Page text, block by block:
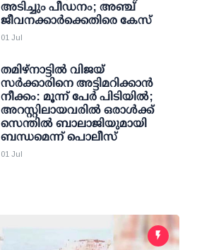
അടിച്ചും പീഡനം; അഞ്ച്
ജീവനക്കാര്‍ക്കെതിരെ കേസ്
01 Jul
തമിഴ്നാട്ടില്‍ വിജയ്
സര്‍ക്കാരിനെ അട്ടിമറിക്കാന്‍
നീക്കം: മൂന്ന് പേര്‍ പിടിയില്‍;
അറസ്റ്റിലായവരില്‍ ഒരാള്‍ക്ക്
സെന്തില്‍ ബാലാജിയുമായി
ബന്ധമെന്ന് പൊലീസ്
01 Jul